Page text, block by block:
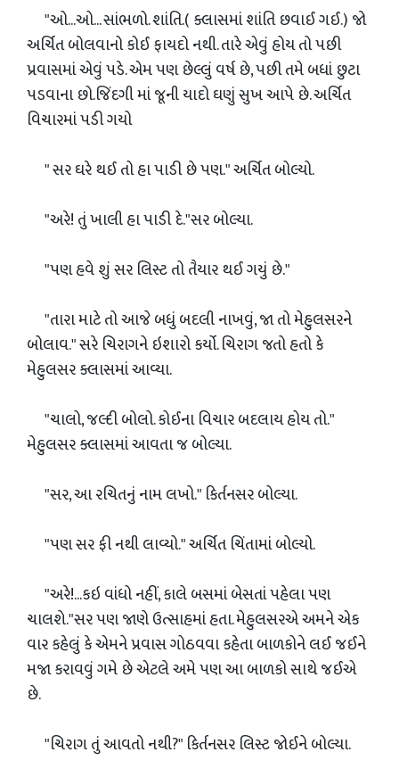
"ઓ...ઓ... સાંભળો. શાંતિ.( ક્લાસમાં શાંતિ છવાઈ ગઈ.) જો
અર્ચિત બોલવાનો કોઈ ફાયદો નથી. તારે એવું હોય તો પછી
પ્રવાસમાં એવું પડે. એમ પણ છેલ્લું વર્ષ છે, પછી તમે બધાં છુટા
પડવાના છો.જિંદગી માં જૂની યાદો ઘણું સુખ આપે છે. અર્ચિત
વિચારમાં પડી ગયો
" સર ઘરે થઈ તો હા પાડી છે પણ." અર્ચિત બોલ્યો.
"અરે! તું ખાલી હા પાડી દે."સર બોલ્યા.
"પણ હવે શું સર લિસ્ટ તો તૈયાર થઈ ગયું છે."
"તારા માટે તો આજે બધું બદલી નાખવું, જા તો મેહુલસરને
બોલાવ." સરે ચિરાગને ઇશારો કર્યો. ચિરાગ જતો હતો કે
મેહુલસર ક્લાસમાં આવ્યા.
"ચાલો, જલ્દી બોલો. કોઈના વિચાર બદલાય હોય તો."
મેહુલસર ક્લાસમાં આવતા જ બોલ્યા.
"સર, આ રચિતનું નામ લખો." કિર્તનસર બોલ્યા.
"પણ સર ફી નથી લાવ્યો." અર્ચિત ચિંતામાં બોલ્યો.
"અરે!...કઇ વાંધો નહીં, કાલે બસમાં બેસતાં પહેલા પણ
ચાલશે."સર પણ જાણે ઉત્સાહમાં હતા. મેહુલસરએ અમને એક
વાર કહેલું કે એમને પ્રવાસ ગોઠવવા કહેતા બાળકોને લઈ જઈને
મજા કરાવવું ગમે છે એટલે અમે પણ આ બાળકો સાથે જઈએ
છે.
"ચિરાગ તું આવતો નથી?" કિર્તનસર લિસ્ટ જોઈને બોલ્યા.